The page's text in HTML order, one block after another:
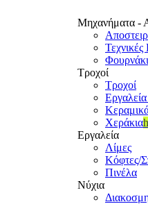
Μηχανήματα -
Τροχοί
Τροχοί
Χεράκια
Εργαλεία
Λίμες
Κόφτες/
Πινέλα
Νύχια